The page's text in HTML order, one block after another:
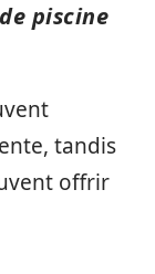
piscine
tandis
offrir